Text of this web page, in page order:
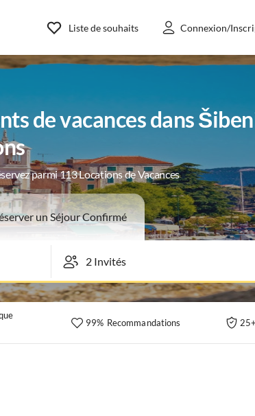
Liste de souhaits Connexion/
de vacances dans
parmi 113 Locations de Vacances
un Séjour Confirmé
99% Recommandations